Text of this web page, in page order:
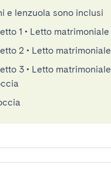
e lenzuola sono inclusi
1 • Letto matrimoniale
2 • Letto matrimoniale
3 • Letto matrimoniale